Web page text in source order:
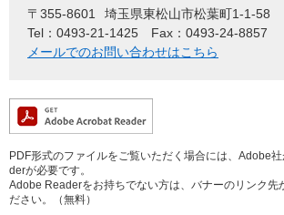
〒355-8601
埼玉県東松山市松葉町1-1-58
Tel：0493-21-1425
Fax：0493-24-8857
メールでのお問い合わせはこちら
PDF形式のファイルをご覧いただく場合には、Adobe
derが必要です。
Adobe Readerをお持ちでない方は、バナーのリンク先
ださい。（無料）